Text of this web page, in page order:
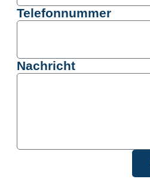
Telefonnummer
Nachricht